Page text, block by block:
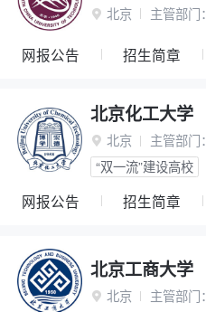
 北京 主管部门：
网报公告 招生简章
北京化工大学
 北京 主管部门：
“双一流”建设高校
网报公告 招生简章
北京工商大学
 北京 主管部门：